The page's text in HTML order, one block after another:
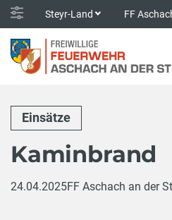
Steyr-Land FF
Einsätze
Kaminbrand
24.04.2025FF Aschach an der